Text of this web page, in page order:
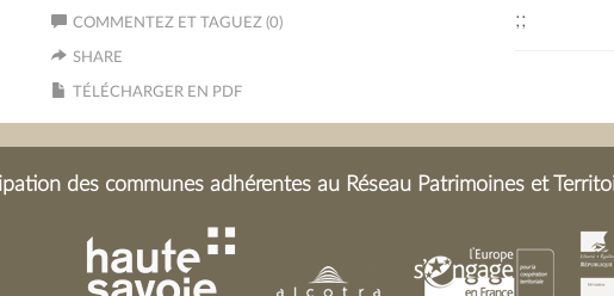
COMMENTEZ ET TAGUEZ (0)
SHARE
TÉLÉCHARGER EN PDF
;;
des communes adhérentes au Réseau Patrimoines et